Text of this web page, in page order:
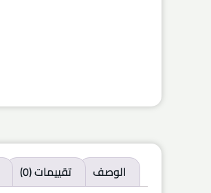
الوصف تقييمات (0)